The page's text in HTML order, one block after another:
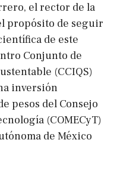
el rector de la
propósito de seguir
de este
Conjunto de
(CCIQS)
inversión
pesos del Consejo
(COMECyT)
de México